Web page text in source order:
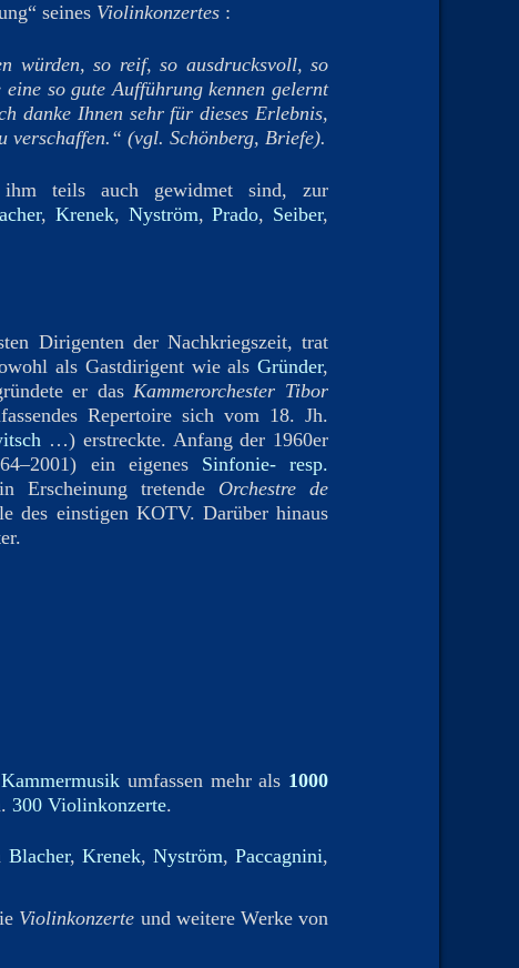
seines Violinkonzertes :
würden, so reif, so ausdrucksvoll, so
so gute Aufführung kennen gelernt
danke Ihnen sehr für dieses Erlebnis,
(vgl. Schönberg, Briefe).
ihm teils auch gewidmet sind, zur
, Krenek, Nyström,Prado, Seiber,
Dirigenten der Nachkriegszeit, trat
als Gastdirigent wie als Gründer,
er dasKammerorchester Tibor
Repertoire sich vom 18. Jh.
…) erstreckte. Anfang der 1960er
ein eigenes Sinfonie- resp.
Erscheinung tretende Orchestre de
des einstigen KOTV. Darüber hinaus
Kammermusik umfassen mehr als 1000
300 Violinkonzerte.
Blacher, Krenek, Nyström,Paccagnini,
Violinkonzerte und weitere Werke von